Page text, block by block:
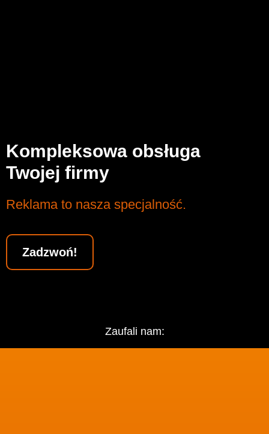
Kompleksowa obsługa
Twojej firmy
Reklama to nasza specjalność.
Zadzwoń!
Zaufali nam: